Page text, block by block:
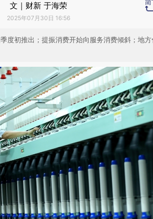
文｜财新 于海荣
2025年07月30日 16:56
度初推出；提振消费开始向服务消费倾斜；地